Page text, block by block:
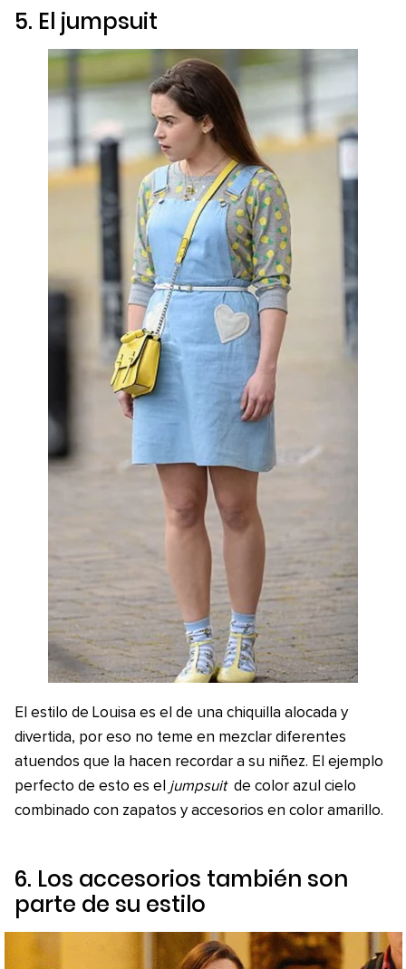
5. El jumpsuit
El estilo de Louisa es el de una chiquilla alocada y
divertida, por eso no teme en mezclar diferentes
atuendos que la hacen recordar a su niñez. El ejemplo
perfecto de esto es el jumpsuit de color azul cielo
combinado con zapatos y accesorios en color amarillo.
6. Los accesorios también son
parte de su estilo